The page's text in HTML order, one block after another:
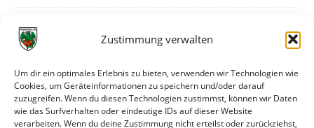
Zustimmung verwalten
Um dir ein optimales Erlebnis zu bieten, verwenden wir Technologien wie
Cookies, um Geräteinformationen zu speichern und/oder darauf
zuzugreifen. Wenn du diesen Technologien zustimmst, können wir Daten
wie das Surfverhalten oder eindeutige IDs auf dieser Website
verarbeiten. Wenn du deine Zustimmung nicht erteilst oder zurückziehst,
31. Juli 2026
30. Juli 2026
Deine Spielminute: 89+1
28. Juli 2026